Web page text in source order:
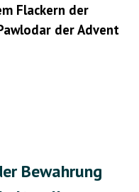
Flackern der
der Advent
Bewahrung